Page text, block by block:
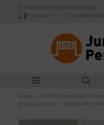
Frais de port et délais de livraison
Français
Liste de
Accueil Profils de murs, sols et
et coins de murs
RONDEC-PRG -